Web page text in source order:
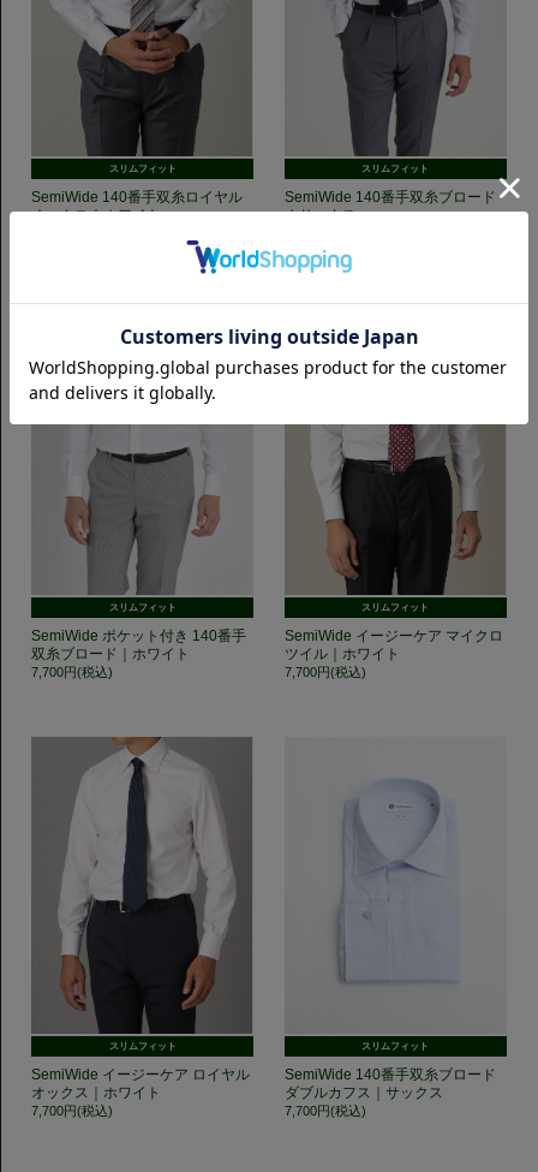
スリムフィット
SemiWide 140番手双糸ロイヤル
オックス｜ホワイト
スリムフィット
SemiWide 140番手双糸ブロード
｜サックス
スリムフィット
SemiWide ポケット付き 140番手
双糸ブロード｜ホワイト
7,700円(税込)
スリムフィット
SemiWide イージーケア マイクロ
ツイル｜ホワイト
7,700円(税込)
スリムフィット
SemiWide イージーケア ロイヤル
オックス｜ホワイト
7,700円(税込)
スリムフィット
SemiWide 140番手双糸ブロード
ダブルカフス｜サックス
7,700円(税込)